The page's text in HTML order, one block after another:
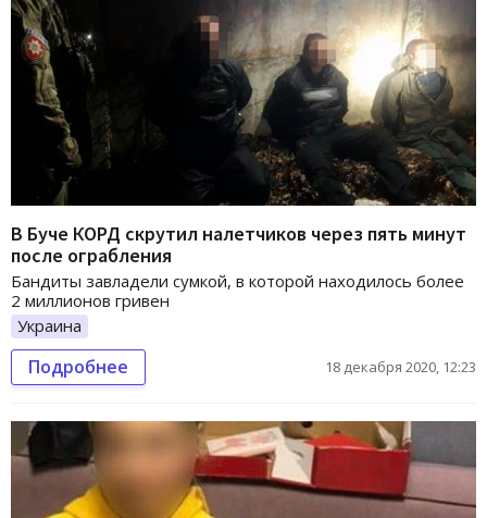
В Буче КОРД скрутил налетчиков через пять минут
после ограбления
Бандиты завладели сумкой, в которой находилось более
2 миллионов гривен
Украина
Подробнее 18 декабря 2020, 12:23